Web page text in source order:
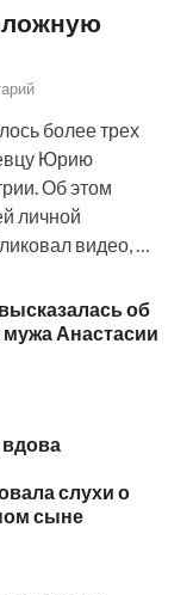
более трех
Юрию
Об этом
личной
видео, …
об
Анастасии
вдова
слухи о
сыне